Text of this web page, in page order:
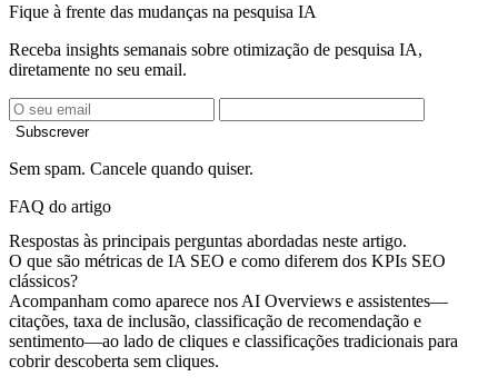
Fique à frente das mudanças na pesquisa IA
Receba insights semanais sobre otimização de pesquisa IA,
diretamente no seu email.
Subscrever
Sem spam. Cancele quando quiser.
FAQ do artigo
Respostas às principais perguntas abordadas neste artigo.
O que são métricas de IA SEO e como diferem dos KPIs SEO
clássicos?
Acompanham como aparece nos AI Overviews e assistentes—
citações, taxa de inclusão, classificação de recomendação e
sentimento—ao lado de cliques e classificações tradicionais para
cobrir descoberta sem cliques.